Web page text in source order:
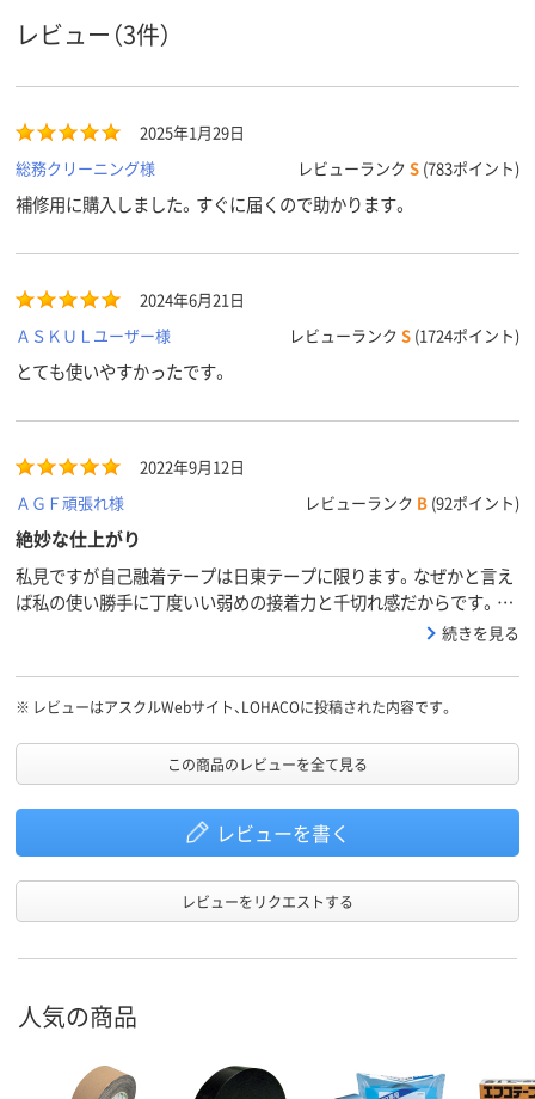
レビュー（3件）
2025年1月29日
総務クリーニング様
レビューランク S (783ポイント)
補修用に購入しました。すぐに届くので助かります。
2024年6月21日
ＡＳＫＵＬユーザー様
レビューランク S (1724ポイント)
とても使いやすかったです。
2022年9月12日
ＡＧＦ頑張れ様
レビューランク B (92ポイント)
絶妙な仕上がり
私見ですが自己融着テープは日東テープに限ります。なぜかと言え
ば私の使い勝手に丁度いい弱めの接着力と千切れ感だからです。他
社製品に比べて馴染み・ノビが良く、仕上がりに自然なまとまり感が
ットで自然です。
続きを見る
※ レビューはアスクルWebサイト、LOHACOに投稿された内容です。
この商品のレビューを全て見る
レビューを書く
レビューをリクエストする
人気の商品